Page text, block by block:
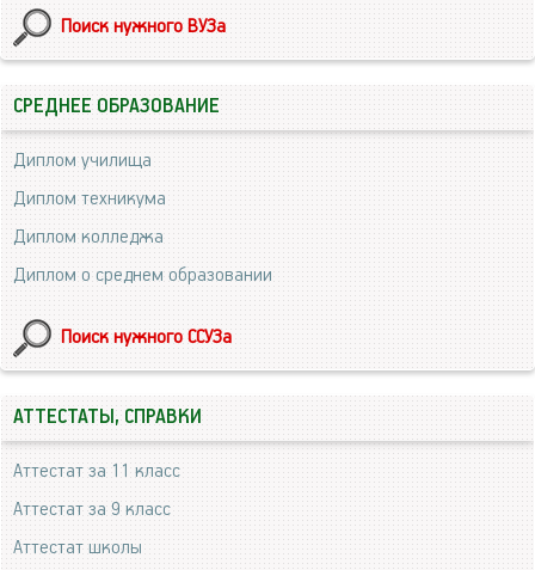
Поиск нужного ВУЗа
СРЕДНЕЕ ОБРАЗОВАНИЕ
Диплом училища
Диплом техникума
Диплом колледжа
Диплом о среднем образовании
Поиск нужного ССУЗа
АТТЕСТАТЫ, СПРАВКИ
Аттестат за 11 класс
Аттестат за 9 класс
Аттестат школы